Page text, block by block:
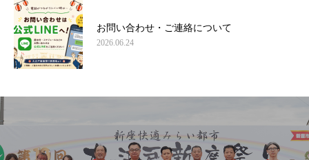
お問い合わせ・ご連絡について
2026.06.24